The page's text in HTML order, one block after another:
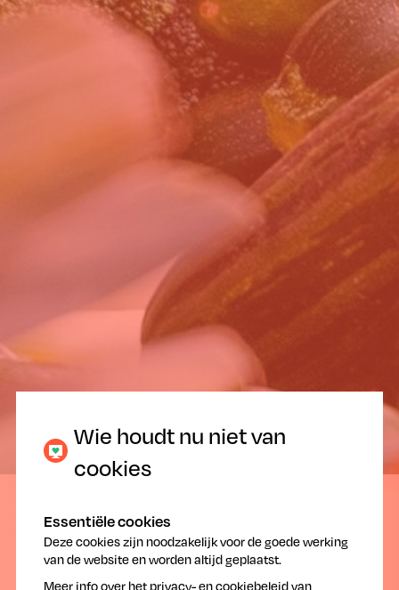
Voor wie nog meer wil weten!
Wie houdt nu niet van
cookies
Essentiële cookies
Deze cookies zijn noodzakelijk voor de goede werking
van de website en worden altijd geplaatst.
Meer info over het privacy- en cookiebeleidvan